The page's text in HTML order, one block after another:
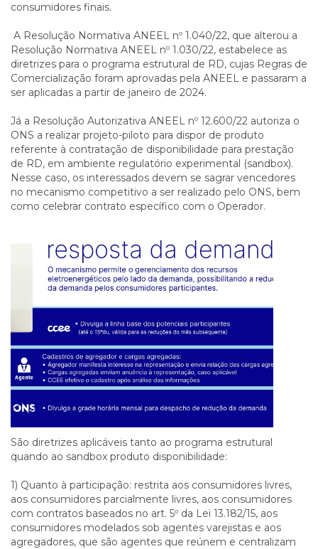
consumidores finais.
A Resolução Normativa ANEEL nº 1.040/22, que alterou a
Resolução Normativa ANEEL nº 1.030/22, estabelece as
diretrizes para o programa estrutural de RD, cujas Regras de
Comercialização foram aprovadas pela ANEEL e passaram a
ser aplicadas a partir de janeiro de 2024.
Já a Resolução Autorizativa ANEEL nº 12.600/22 autoriza o
ONS a realizar projeto-piloto para dispor de produto
referente à contratação de disponibilidade para prestação
de RD, em ambiente regulatório experimental (sandbox).
Nesse caso, os interessados devem se sagrar vencedores
no mecanismo competitivo a ser realizado pelo ONS, bem
como celebrar contrato específico com o Operador.
São diretrizes aplicáveis tanto ao programa estrutural
quando ao sandbox produto disponibilidade:
1) Quanto à participação: restrita aos consumidores livres,
aos consumidores parcialmente livres, aos consumidores
com contratos baseados no art. 5º da Lei 13.182/15, aos
consumidores modelados sob agentes varejistas e aos
agregadores, que são agentes que reúnem e centralizam